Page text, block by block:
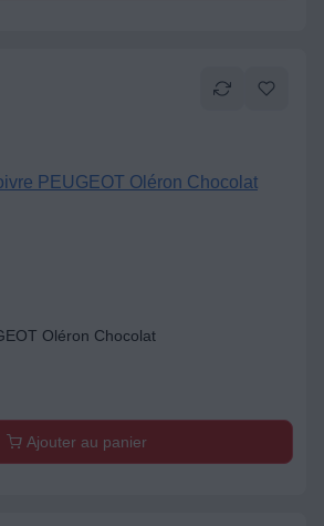
Oléron Chocolat
Ajouter au panier